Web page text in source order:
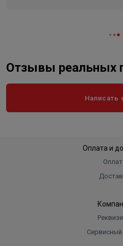
Ширина
Отзывы реальных
Написать
Оплата и
Сервисный